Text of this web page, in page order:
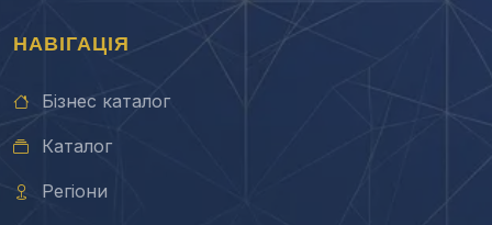
НАВІГАЦІЯ
Бізнес каталог
Каталог
Регіони